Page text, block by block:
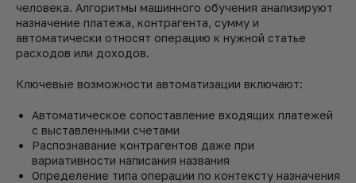
человека. Алгоритмы машинного обучения анализируют
назначение платежа, контрагента, сумму и
автоматически относят операцию к нужной статье
расходов или доходов.
Ключевые возможности автоматизации включают:
Автоматическое сопоставление входящих платежей
с выставленными счетами
Распознавание контрагентов даже при
вариативности написания названия
Определение типа операции по контексту назначения